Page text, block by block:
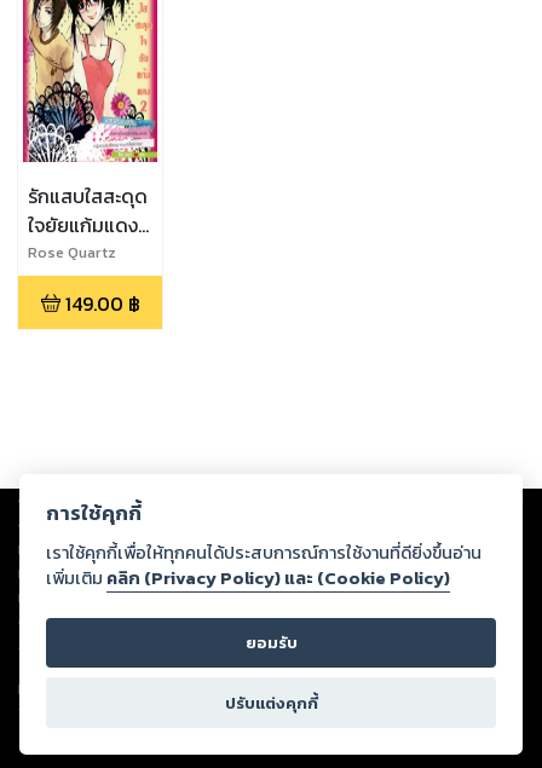
รักแสบใสสะดุด
ใจยัยแก้มแดง
2
Rose Quartz
149.00 ฿
Copyright © 2026
ต่อผลงานหรือเนื้อหาใดที่อัปโหลดผ่านเว็บไซต์และปรากฏว่าละเมิดสิทธิใน
ทรัพย์สินทางปัญญาของบุคคลอื่นหรือขัดต่อกฎหมายและศีลธรรม ดังนั้น ผู้อ่าน
ทุกท่านโปรดใช้วิจารณญาณในการกลั่นกรองด้วยตนเอง และหากท่านพบว่าส่วน
หนึ่งส่วนใดขัดต่อกฎหมายและศีลธรรม กรุณาแจ้งมายังบริษัท เพื่อทีมงานจะได้
ดำเนินการในทันที ทั้งนี้ ทางสตอรี่ล็อกขอสงวนลิขสิทธิ์ตามพระราชบัญญัติ
ลิขสิทธิ์ พ.ศ. 2537 (ฉบับล่าสุด)
For support: member@ookbee.com
Version
การใช้คุกกี้
เราใช้คุกกี้เพื่อให้ทุกคนได้ประสบการณ์การใช้งานที่ดียิ่งขึ้นอ่าน
เพิ่มเติม คลิก (Privacy Policy) และ (Cookie Policy)
ยอมรับ
ปรับแต่งคุกกี้